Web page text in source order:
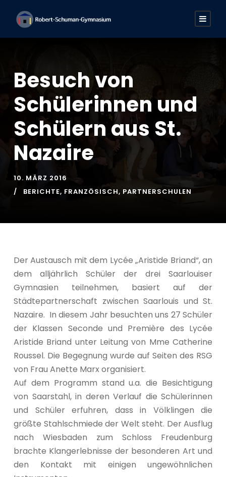
Besuch von
Schülerinnen und
Schülern aus St.
Nazaire
10. MÄRZ 2016
BERICHTE, FRANZÖSISCH, PARTNERSCHULEN
Der Austausch mit dem Lycée „Aristide Briand“, an
dem alljährlich Schüler der drei Saarlouiser
Gymnasien teilnehmen, basiert auf der
Städtepartnerschaft zwischen Saarlouis und St.
Nazaire. In diesem Jahr besuchten uns 27 Schüler
der Klassen Seconde und Première des Lycée
Aristide Briand unter Leitung von Mme Catherine
Roussel. Die Begegnung wurde auf Seiten des RSG
von Frau Anette Marx organisiert.
Auf dem Programm stand u.a. die Besichtigung
von Saarstahl, in deren Verlauf die Schülerinnen
und Schüler erfuhren, dass in Völklingen die
größte Stahlschmiede der Welt steht. Der Ausflug
nach Wiesbaden zum Schloss Freudenburg
brachte Klangerlebnisse der besonderen Art und
den Kontakt mit einigen ungewöhnlichen